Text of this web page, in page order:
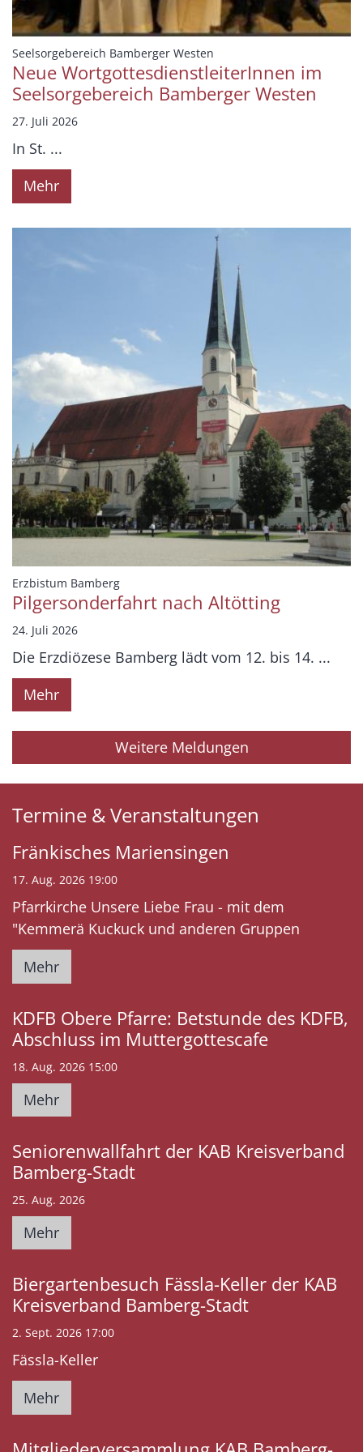
Seelsorgebereich Bamberger Westen
Neue WortgottesdienstleiterInnen im
Seelsorgebereich Bamberger Westen
27. Juli 2026
In St. ...
Mehr
Erzbistum Bamberg:
Pilgersonderfahrt nach Altötting
24. Juli 2026
Die Erzdiözese Bamberg lädt vom 12. bis 14. ...
Mehr
Weitere Meldungen
Termine & Veranstaltungen
Fränkisches Mariensingen
17. Aug. 2026 19:00
Pfarrkirche Unsere Liebe Frau - mit dem
"Kemmerä Kuckuck und anderen Gruppen
Mehr
KDFB Obere Pfarre: Betstunde des KDFB,
Abschluss im Muttergottescafe
18. Aug. 2026 15:00
Mehr
Seniorenwallfahrt der KAB Kreisverband
Bamberg-Stadt
25. Aug. 2026
Mehr
Biergartenbesuch Fässla-Keller der KAB
Kreisverband Bamberg-Stadt
2. Sept. 2026 17:00
Fässla-Keller
Mehr